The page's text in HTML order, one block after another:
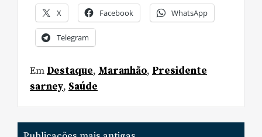
X Facebook WhatsApp
Telegram
EmDestaque, Maranhão, Presidente
sarney, Saúde